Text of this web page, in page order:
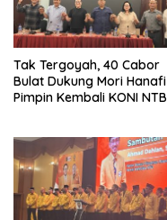
Tak Tergoyah, 40 Cabor
Bulat Dukung Mori Hanafi
Pimpin Kembali KONI NTB